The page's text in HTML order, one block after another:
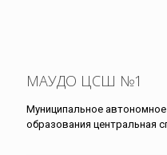
МАУДО ЦСШ №1
Муниципальное
образования центральная